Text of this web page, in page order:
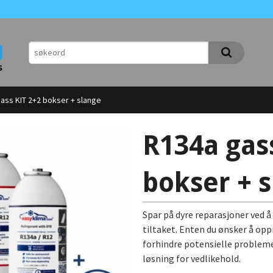
KIT 2+2 bokser + slange
R134a
bokser +
Spar på dyre reparasjoner
tiltaket. Enten du ønsker å
forhindre potensielle
løsning for vedlikehold.